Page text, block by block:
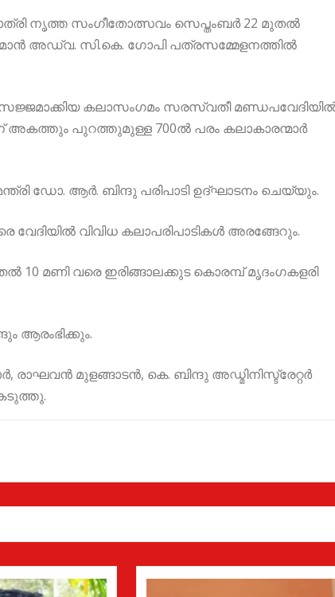
നൃത്ത സംഗീതോത്സവം സെപ്തംബർ 22 മുതൽ
അഡ്വ. സി.കെ. ഗോപി പത്രസമ്മേളനത്തിൽ
കലാസംഗമം സരസ്വതീ
പുറത്തുമുള്ള 700ൽ പരം കലാകാരന്മാർ
ഡോ. ആർ. ബിന്ദു പരിപാടി ഉദ്ഘാടനം ചെയ്യും.
വേദിയിൽ വിവിധ കലാപരിപാടികൾ അരങ്ങേറും.
10 മണി വരെ ഇരിങ്ങാലക്കുട കൊരമ്പ് മൃദംഗകളരി
ആരംഭിക്കും.
മുളങ്ങാടൻ, കെ. ബിന്ദു അഡ്മിനിസ്ട്രേറ്റർ